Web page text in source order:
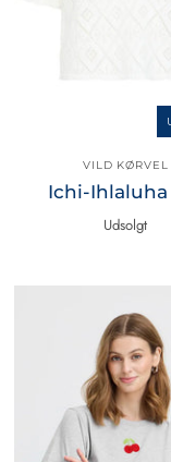
VILD KØRVEL
Ichi-Ihlaluha
Udsolgt